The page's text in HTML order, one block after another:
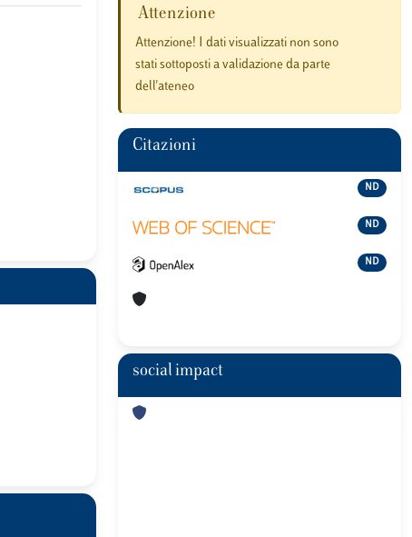
Attenzione
Attenzione! I dati visualizzati non sono
stati sottoposti a validazione da parte
dell'ateneo
Citazioni
ND
ND
ND
social impact